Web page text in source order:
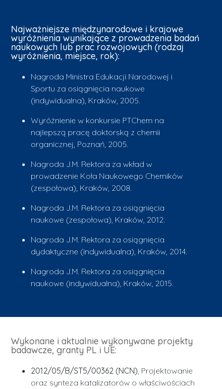
Najważniejsze międzynarodowe i krajowe
wyróżnienia wynikające z prowadzenia badań
naukowych lub prac rozwojowych (rodzaj
wyróżnienia, miejsce, rok):
Nagroda Ministra Edukacji Narodowej i
Sportu za osiągnięcia naukowe
(indywidualna), Kraków, 2005.
Wyróżnienie w konkursie PTChem na
najlepszą pracę doktorską z chemii
organicznej, Poznań, 2005.
Nagroda J.M. Rektora za wkład w
prowadzenie Koła Naukowego Chemików
(zespołowa), Kraków, 2008.
Nagroda J.M. Rektora za osiągnięcia
naukowe (zespołowa), Kraków, 2012.
Nagroda J.M. Rektora za osiągnięcia
dydaktyczne (indywidualna), Kraków, 2014.
Nagroda J.M. Rektora za osiągnięcia
naukowe (indywidualna), Kraków, 2015.
Wykonane i aktualnie wykonywane projekty
badawcze, granty PL i UE:
2012/05/B/ST5/00362 (NCN), Projektowanie
oraz synteza katalizatorów o właściwościach